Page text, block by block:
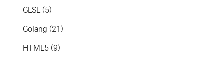
GLSL (5)
Golang (21)
HTML5 (9)